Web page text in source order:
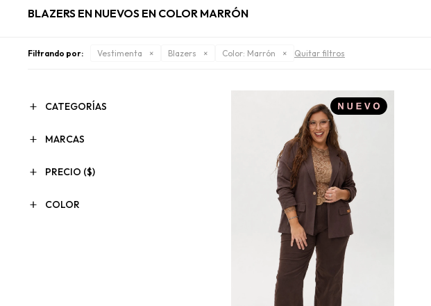
BLAZERS EN NUEVOS EN COLOR MARRÓN
Filtrando por: Vestimenta Blazers Color: Marrón Quitar filtros
CATEGORÍAS
MARCAS
PRECIO ($)
COLOR